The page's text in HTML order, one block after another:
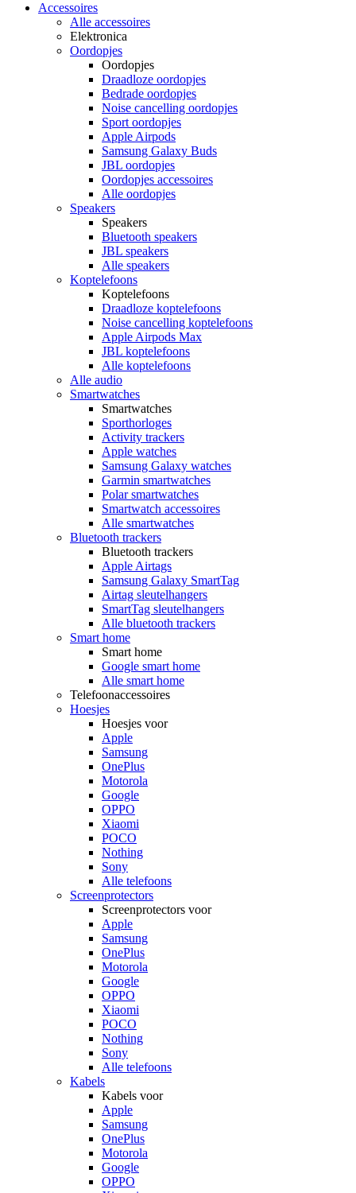
Accessoires
Alle accessoires
Elektronica
Oordopjes
Oordopjes
Draadloze oordopjes
Bedrade oordopjes
Noise cancelling oordopjes
Sport oordopjes
Apple Airpods
Samsung Galaxy Buds
JBL oordopjes
Oordopjes accessoires
Alle oordopjes
Speakers
Speakers
Bluetooth speakers
JBL speakers
Alle speakers
Koptelefoons
Koptelefoons
Draadloze koptelefoons
Noise cancelling koptelefoons
Apple Airpods Max
JBL koptelefoons
Alle koptelefoons
Alle audio
Smartwatches
Smartwatches
Sporthorloges
Activity trackers
Apple watches
Samsung Galaxy watches
Garmin smartwatches
Polar smartwatches
Smartwatch accessoires
Alle smartwatches
Bluetooth trackers
Bluetooth trackers
Apple Airtags
Samsung Galaxy SmartTag
Airtag sleutelhangers
SmartTag sleutelhangers
Alle bluetooth trackers
Smart home
Smart home
Google smart home
Alle smart home
Telefoonaccessoires
Hoesjes
Hoesjes voor
Apple
Samsung
OnePlus
Motorola
Google
OPPO
Xiaomi
POCO
Nothing
Sony
Alle telefoons
Screenprotectors
Screenprotectors voor
Apple
Samsung
OnePlus
Motorola
Google
OPPO
Xiaomi
POCO
Nothing
Sony
Alle telefoons
Kabels
Kabels voor
Apple
Samsung
OnePlus
Motorola
Google
OPPO